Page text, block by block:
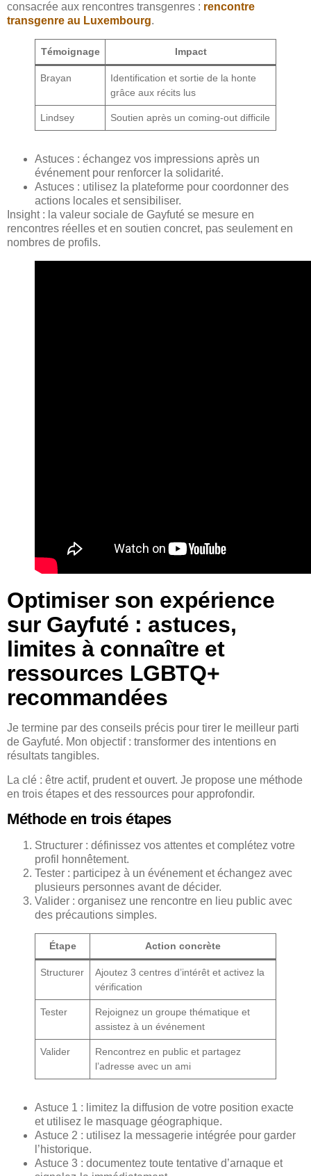
consacrée aux rencontres transgenres : rencontre
transgenre au Luxembourg.
Témoignage Impact
Brayan
Identification et sortie de la honte
grâce aux récits lus
Lindsey Soutien après un coming-out difficile
Astuces : échangez vos impressions après un
événement pour renforcer la solidarité.
Astuces : utilisez la plateforme pour coordonner des
actions locales et sensibiliser.
Insight : la valeur sociale de Gayfuté se mesure en
rencontres réelles et en soutien concret, pas seulement en
nombres de profils.
Optimiser son expérience
sur Gayfuté : astuces,
limites à connaître et
ressources LGBTQ+
recommandées
Je termine par des conseils précis pour tirer le meilleur parti
de Gayfuté. Mon objectif : transformer des intentions en
résultats tangibles.
La clé : être actif, prudent et ouvert. Je propose une méthode
en trois étapes et des ressources pour approfondir.
Méthode en trois étapes
Structurer : définissez vos attentes et complétez votre
profil honnêtement.
Tester : participez à un événement et échangez avec
plusieurs personnes avant de décider.
Valider : organisez une rencontre en lieu public avec
des précautions simples.
Étape Action concrète
Structurer
Ajoutez 3 centres d’intérêt et activez la
vérification
Tester
Rejoignez un groupe thématique et
assistez à un événement
Valider
Rencontrez en public et partagez
l’adresse avec un ami
Astuce 1 : limitez la diffusion de votre position exacte
et utilisez le masquage géographique.
Astuce 2 : utilisez la messagerie intégrée pour garder
l’historique.
Astuce 3 : documentez toute tentative d’arnaque et